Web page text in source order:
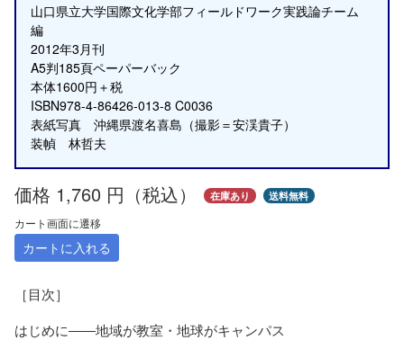
山口県立大学国際文化学部フィールドワーク実践論チーム
編
2012年3月刊
A5判185頁ペーパーバック
本体1600円＋税
ISBN978-4-86426-013-8 C0036
表紙写真 沖縄県渡名喜島（撮影＝安渓貴子）
装幀 林哲夫
価格 1,760 円（税込） 在庫あり 送料無料
カート画面に遷移
カートに入れる
［目次］
はじめに――地域が教室・地球がキャンパス